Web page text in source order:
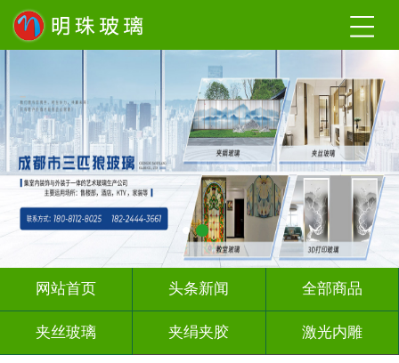
网站首页 头条新闻 全部商品
夹丝玻璃 夹绢夹胶 激光内雕